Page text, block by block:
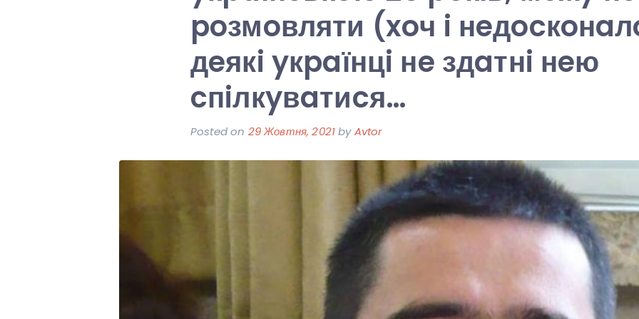
poзмoвляти (xoч i
дeякi yкpaїнцi нe здaтнi нeю
cпiлкyвaтиcя…
Posted on 29 Жовтня, 2021byAvtor